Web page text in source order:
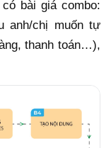
bài giá combo:
anh/chị muốn tự
thanh toán…),